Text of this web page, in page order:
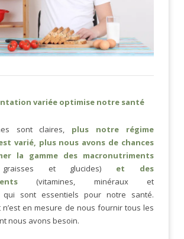
variée optimise notre santé
sont claires, plus notre régime
varié, plus nous avons de chances
la gamme des macronutriments
graisses et glucides) et des
s (vitamines, minéraux et
qui sont essentiels pour notre santé.
n’est en mesure de nous fournir tous les
nous avons besoin.